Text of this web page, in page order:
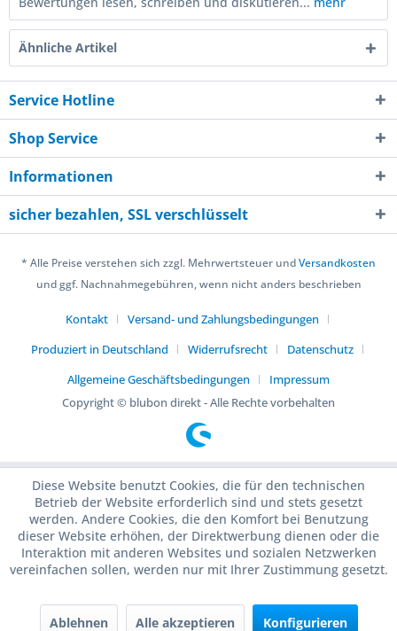
Ähnliche Artikel
Service Hotline
Shop Service
Informationen
sicher bezahlen, SSL verschlüsselt
* Alle Preise verstehen sich zzgl. Mehrwertsteuer undVersandkosten
und ggf. Nachnahmegebühren, wenn nicht anders beschrieben
Kontakt
Versand- und Zahlungsbedingungen
Produziert in Deutschland
Widerrufsrecht
Datenschutz
Allgemeine Geschäftsbedingungen
Impressum
Copyright © blubon direkt - Alle Rechte vorbehalten
Diese Website benutzt Cookies, die für den technischen
Betrieb der Website erforderlich sind und stets gesetzt
werden. Andere Cookies, die den Komfort bei Benutzung
dieser Website erhöhen, der Direktwerbung dienen oder die
Interaktion mit anderen Websites und sozialen Netzwerken
vereinfachen sollen, werden nur mit Ihrer Zustimmung gesetzt.
Ablehnen Alle akzeptieren Konfigurieren